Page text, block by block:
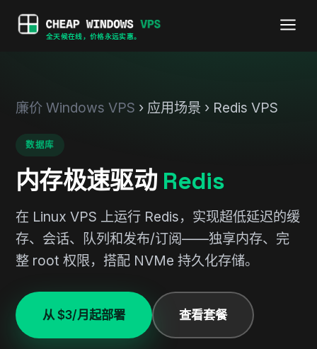
全天候在线，价格永远实惠。
廉价 Windows VPS › 应用场景 › Redis VPS
数据库
内存极速驱动 Redis
在 Linux VPS 上运行 Redis，实现超低延迟的缓
存、会话、队列和发布/订阅——独享内存、完
整 root 权限，搭配 NVMe 持久化存储。
从 $3/月起部署 查看套餐